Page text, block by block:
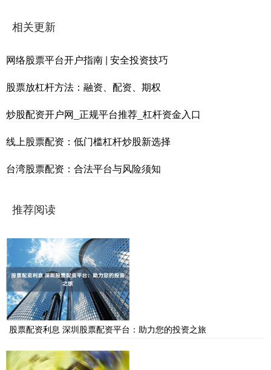
相关更新
网络股票平台开户指南 | 安全投资技巧
股票放杠杆方法：融资、配资、期权
炒股配资开户网_正规平台推荐_杠杆资金入口
线上股票配资：低门槛杠杆炒股新选择
台湾股票配资：合法平台与风险须知
推荐阅读
股票配资利息 深圳股票配资平台：助力您的投资之旅